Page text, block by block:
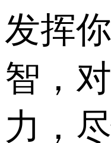
发挥
智，
力，